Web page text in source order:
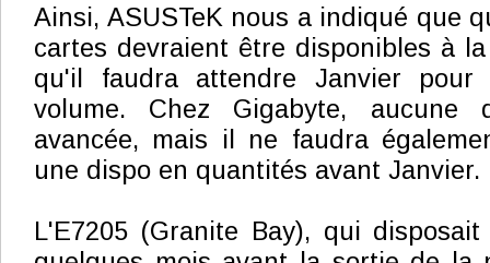
Ainsi, ASUSTeK nous a indiqué que
cartes devraient être disponibles à
qu'il faudra attendre Janvier
volume. Chez Gigabyte, aucune
avancée, mais il ne faudra
une dispo en quantités avant Janvier.
L'E7205 (Granite Bay), qui